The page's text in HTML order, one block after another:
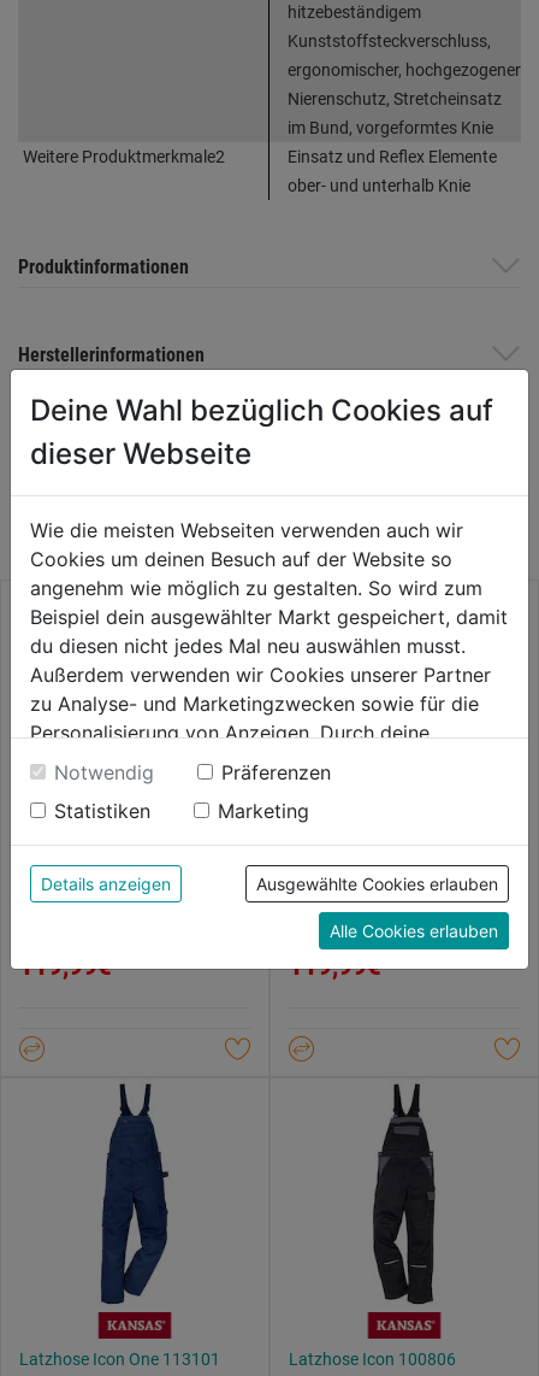
hitzebeständigem
Kunststoffsteckverschluss,
ergonomischer, hochgezogener
Nierenschutz, Stretcheinsatz
im Bund, vorgeformtes Knie
Weitere Produktmerkmale2
Einsatz und Reflex Elemente
ober- und unterhalb Knie
Produktinformationen
Herstellerinformationen
WEITERE PRODUKTE AUS DIESER
Latzhose khaki/schwarz Gr.44
FUSION 1555
von
119,99€
Latzhose FUSION 1555
0.0 (0)
von
119,99€
Latzhose Icon One 113101 Latzhose Icon 100806
Deine Wahl bezüglich Cookies auf
dieser Webseite
Wie die meisten Webseiten verwenden auch wir
Cookies um deinen Besuch auf der Website so
angenehm wie möglich zu gestalten. So wird zum
Beispiel dein ausgewählter Markt gespeichert, damit
du diesen nicht jedes Mal neu auswählen musst.
Außerdem verwenden wir Cookies unserer Partner
zu Analyse- und Marketingzwecken sowie für die
Personalisierung von Anzeigen. Durch deine
Einwilligung werden die Daten von Drittanbieter,
unter anderem auch in den USA, verarbeitet.
Durch Klick auf "Alle Cookies erlauben" stimmst du
der Verwendung aller Cookies zu. Unter "Details
anzeigen" findest du alle Infos zu den
unterschiedlichen Cookies, unter "Cookies
Konfigurieren" kannst du auswählen, welche Cookies
du zulassen möchtest und welche nicht.
Notwendig
Präferenzen
Statistiken
Marketing
Details anzeigen Ausgewählte Cookies erlauben
Alle Cookies erlauben